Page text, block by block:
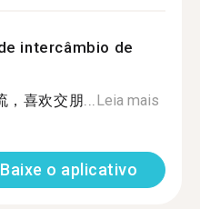
intercâmbio de
，喜欢交朋...Leia mais
Baixe o aplicativo